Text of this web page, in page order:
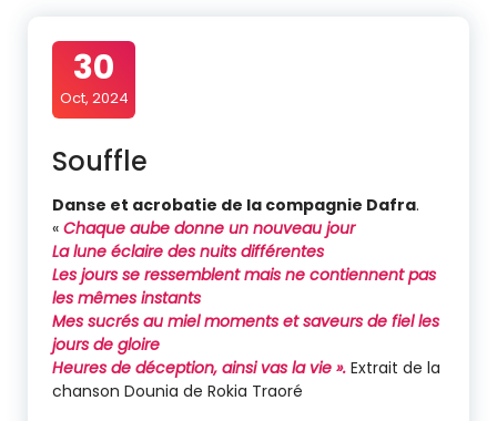
30
Oct, 2024
Souffle
Danse et acrobatie de la compagnie Dafra.
« Chaque aube donne un nouveau jour
La lune éclaire des nuits différentes
Les jours se ressemblent mais ne contiennent pas
les mêmes instants
Mes sucrés au miel moments et saveurs de fiel les
jours de gloire
Heures de déception, ainsi vas la vie ». Extrait de la
chanson Dounia de Rokia Traoré